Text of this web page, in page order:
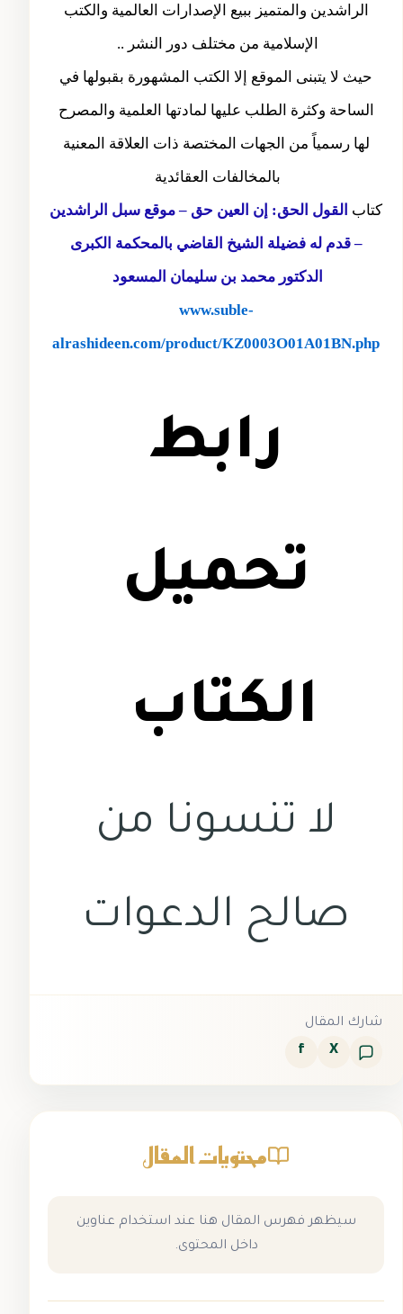
الراشدين والمتميز ببيع الإصدارات العالمية والكتب
الإسلامية من مختلف دور النشر ..
حيث لا يتبنى الموقع إلا الكتب المشهورة بقبولها في
الساحة وكثرة الطلب عليها لمادتها العلمية والمصرح
لها رسمياً من الجهات المختصة ذات العلاقة المعنية
بالمخالفات العقائدية
كتاب القول الحق: إن العين حق – موقع سبل الراشدين
– قدم له فضيلة الشيخ القاضي بالمحكمة الكبرى
الدكتور محمد بن سليمان المسعود
www.suble-
alrashideen.com/product/KZ0003O01A01BN.php
رابط
تحميل
الكتاب
لا تنسونا من
صالح الدعوات
شارك المقال
X
f
محتويات المقال
سيظهر فهرس المقال هنا عند استخدام عناوين
داخل المحتوى.